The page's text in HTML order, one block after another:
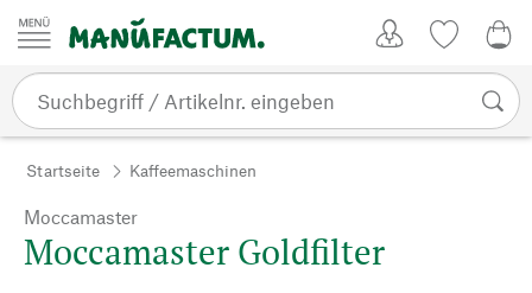
Zum Inhalt springen
Startseite Kaffeemaschinen
Moccamaster
Moccamaster Goldfilter